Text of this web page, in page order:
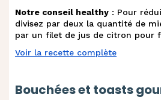
Notre conseil healthy : Pour
divisez par deux la quantité de
par un filet de jus de citron pour
Voir la recette complète
Bouchées et toasts